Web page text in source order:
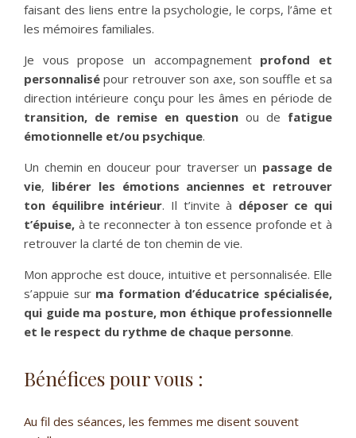
faisant des liens entre la psychologie, le corps, l’âme et
les mémoires familiales.
Je vous propose un accompagnement profond et
personnalisé pour retrouver son axe, son souffle et sa
direction intérieure conçu pour les âmes en période de
transition, de remise en question ou de fatigue
émotionnelle et/ou psychique.
Un chemin en douceur pour traverser un passage de
vie, libérer les émotions anciennes et retrouver
ton équilibre intérieur. Il t’invite à déposer ce qui
t’épuise, à te reconnecter à ton essence profonde et à
retrouver la clarté de ton chemin de vie.
Mon approche est douce, intuitive et personnalisée. Elle
s’appuie sur ma formation d’éducatrice spécialisée,
qui guide ma posture, mon éthique professionnelle
et le respect du rythme de chaque personne.
Bénéfices pour vous :
Au fil des séances, les femmes me disent souvent